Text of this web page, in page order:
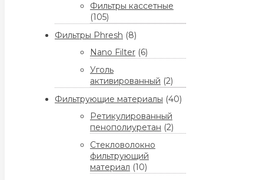
Фильтры кассетные
(105)
Фильтры Phresh (8)
Nano Filter (6)
Уголь
активированный (2)
Фильтрующие материалы (40)
Ретикулированный
пенополиуретан (2)
Стекловолокно
фильтрующий
материал (10)